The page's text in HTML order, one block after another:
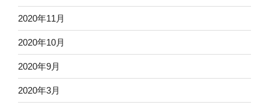
2020年11月
2020年10月
2020年9月
2020年3月